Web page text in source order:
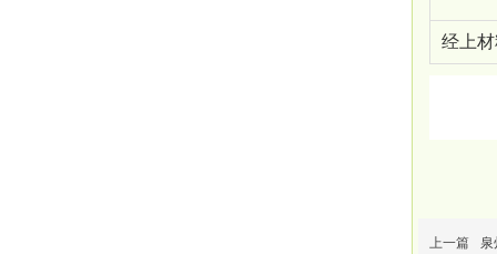
经上
上一篇